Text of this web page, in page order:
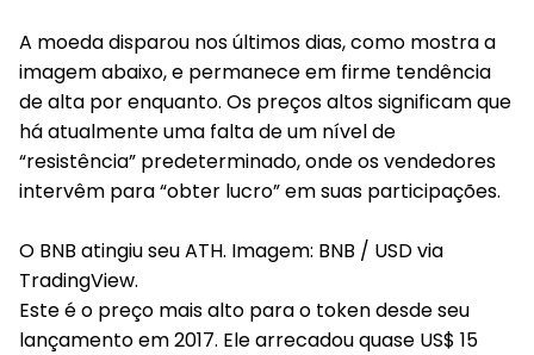
A moeda disparou nos últimos dias, como mostra a
imagem abaixo, e permanece em firme tendência
de alta por enquanto. Os preços altos significam que
há atualmente uma falta de um nível de
“resistência” predeterminado, onde os vendedores
intervêm para “obter lucro” em suas participações.
O BNB atingiu seu ATH. Imagem: BNB / USD via
TradingView.
Este é o preço mais alto para o token desde seu
lançamento em 2017. Ele arrecadou quase US$ 15